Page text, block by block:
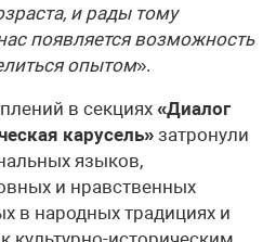
и рады тому
появляется возможность
опытом».
в секциях «Диалог
карусель» затронули
языков,
и нравственных
в народных традициях и